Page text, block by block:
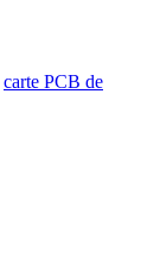
carte PCB de